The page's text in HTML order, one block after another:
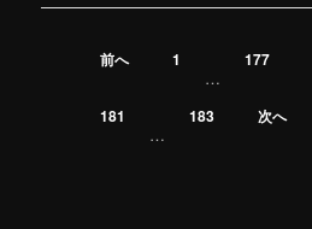
ナ
前へ 1
…
177
181
…
183 次へ